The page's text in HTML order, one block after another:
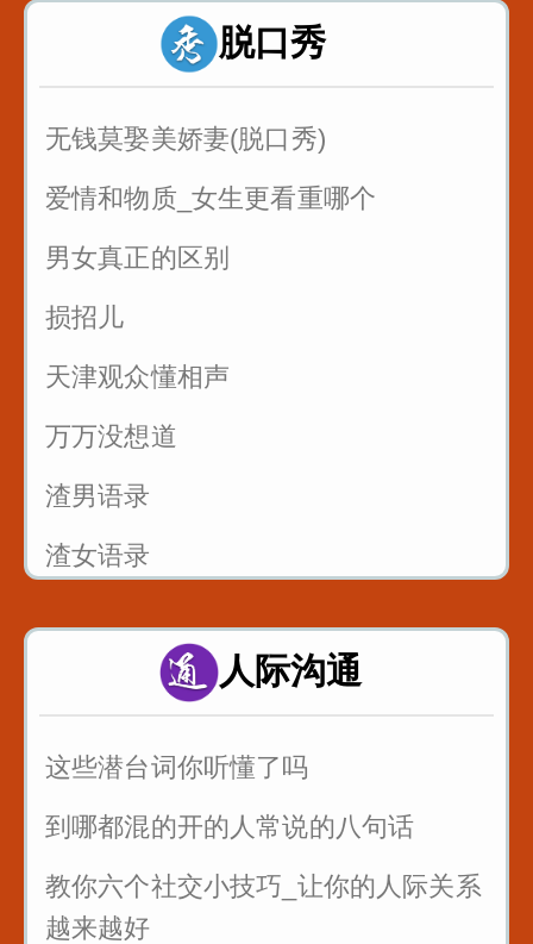
反复练习1w遍_主播基本功_直播话术
反复练习1w遍_主播基本功_直播话术
2
反复练习1w遍_主播基本功_直播话术
3
反复练习1w遍_主播基本功_直播话术
4
反复练习1w遍_主播基本功_直播话术
脱口秀
无钱莫娶美娇妻(脱口秀)
爱情和物质_女生更看重哪个
男女真正的区别
损招儿
天津观众懂相声
万万没想道
渣男语录
渣女语录
假戏假做_真热闹_哈哈
人际沟通
这些潜台词你听懂了吗
到哪都混的开的人常说的八句话
教你六个社交小技巧_让你的人际关系
越来越好